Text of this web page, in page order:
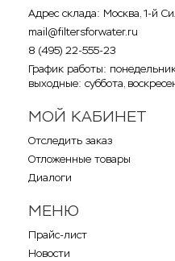
Адрес склада: Москва, 1-й
mail@filtersforwater.ru
8 (495) 22-555-23
График работы:
выходные: суббота,
МОЙ КАБИНЕТ
Отследить заказ
Отложенные товары
Диалоги
МЕНЮ
Прайс-лист
Новости